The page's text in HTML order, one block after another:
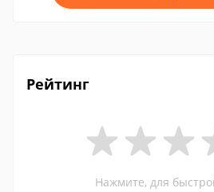
Рейтинг
Нажмите, для